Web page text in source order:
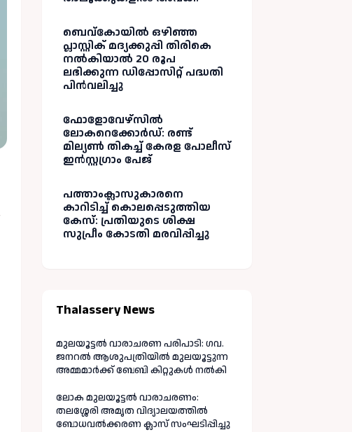
ബെവ്കോയിൽ ഒഴിഞ്ഞ
പ്ലാസ്റ്റിക് മദ്യക്കുപ്പി തിരികെ
നൽകിയാൽ 20 രൂപ
ലഭിക്കുന്ന ഡിപ്പോസിറ്റ് പദ്ധതി
പിൻവലിച്ചു
ഫോളോവേഴ്സിൽ
ലോകറെക്കോർഡ്: രണ്ട്
മില്യൺ തികച്ച് കേരള പോലീസ്
ഇൻസ്റ്റഗ്രാം പേജ്
പത്താംക്ലാസുകാരനെ
കാറിടിച്ച് കൊലപ്പെടുത്തിയ
കേസ്: പ്രതിയുടെ ശിക്ഷ
സുപ്രീം കോടതി മരവിപ്പിച്ചു
Thalassery News
മുലയൂട്ടൽ വാരാചരണ പരിപാടി: ഗവ.
ജനറൽ ആശുപത്രിയിൽ മുലയൂട്ടുന്ന
അമ്മമാർക്ക് ബേബി കിറ്റുകൾ നൽകി
ലോക മുലയൂട്ടൽ വാരാചരണം:
തലശ്ശേരി അമൃത വിദ്യാലയത്തിൽ
ബോധവൽക്കരണ ക്ലാസ് സംഘടിപ്പിച്ചു